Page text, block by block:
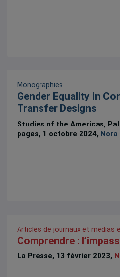
Monographies
Gender Equality in
Transfer Designs
Studies of the Americas,
pages, 1 octobre 2024, Nora
Articles de journaux et médias
Comprendre :
La Presse, 13 février 2023,